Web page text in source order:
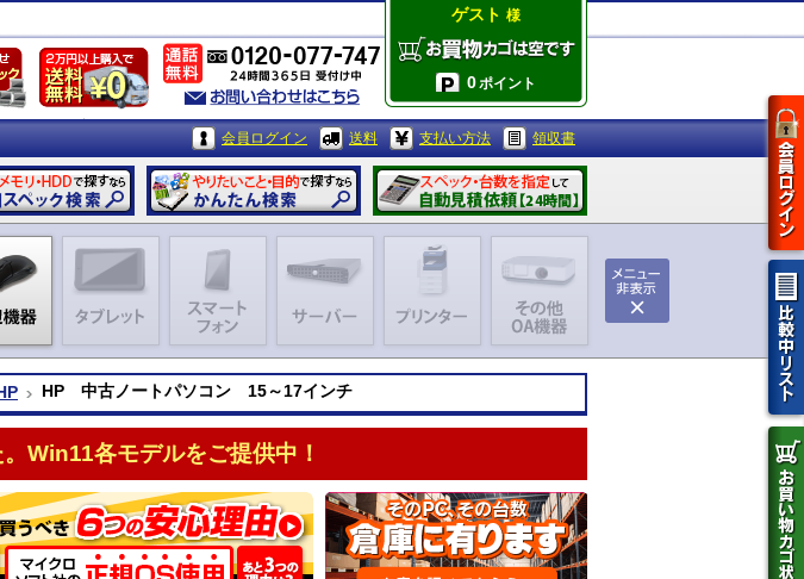
ゲスト 様
0ポイント
会員ログイン 送料 支払い方法 領収書
HP 中古ノートパソコン 15～17インチ
Win11各モデルをご提供中！